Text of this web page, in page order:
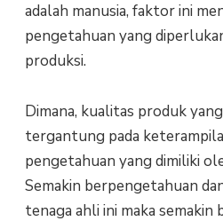
adalah manusia, faktor ini
pengetahuan yang
produksi.
Dimana, kualitas produk
tergantung pada
pengetahuan yang dimiliki
Semakin berpengetahuan
tenaga ahli ini maka